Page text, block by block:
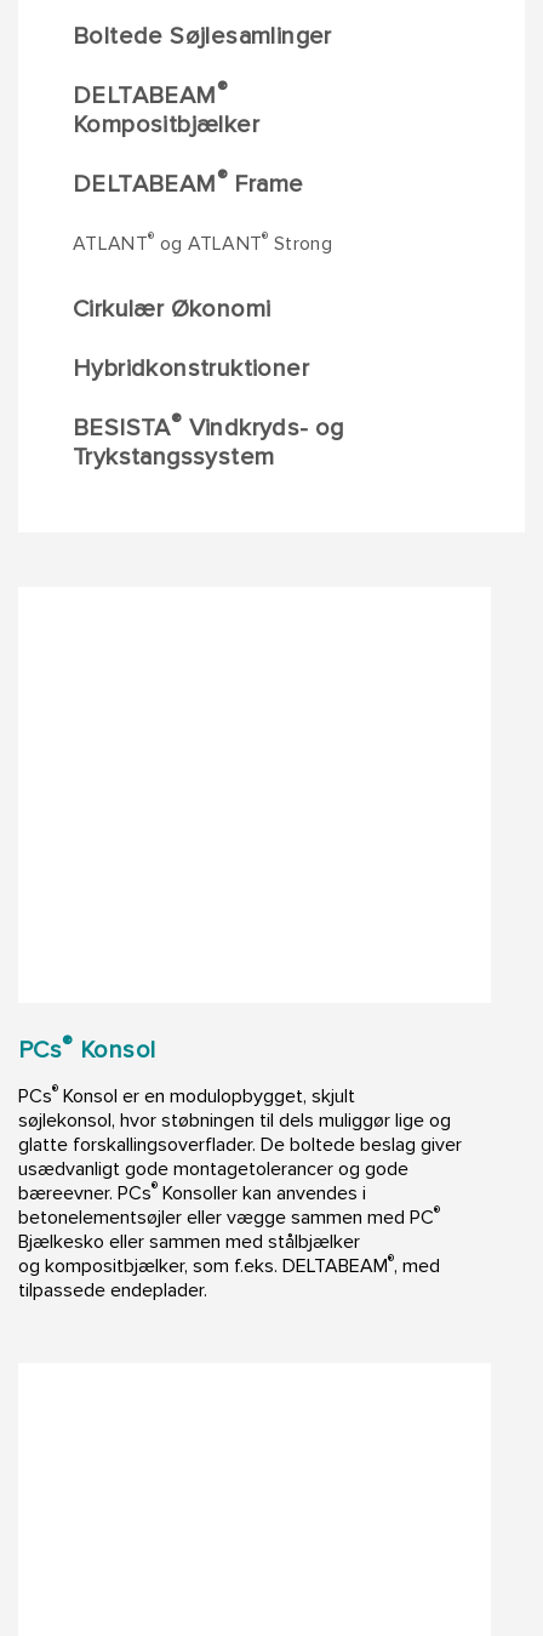
Boltede Søjlesamlinger
DELTABEAM®
Kompositbjælker
DELTABEAM® Frame
ATLANT® og ATLANT® Strong
Cirkulær Økonomi
Hybridkonstruktioner
BESISTA® Vindkryds- og
Trykstangssystem
PCs® Konsol
PCs® Konsol er en modulopbygget, skjult
søjlekonsol, hvor støbningen til dels muliggør lige og
glatte forskallingsoverflader. De boltede beslag giver
usædvanligt gode montagetolerancer og gode
bæreevner. PCs® Konsoller kan anvendes i
betonelementsøjler eller vægge sammen med PC®
Bjælkesko eller sammen med stålbjælker
og kompositbjælker, som f.eks. DELTABEAM®, med
tilpassede endeplader.